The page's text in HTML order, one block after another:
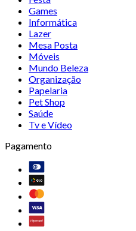
Games
Informática
Lazer
Mesa Posta
Móveis
Mundo Beleza
Organização
Papelaria
Pet Shop
Saúde
Tv e Vídeo
Pagamento